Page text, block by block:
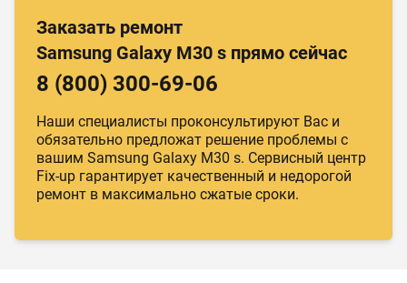
Заказать ремонт
Samsung Galaxy M30 s прямо сейчас
8 (800) 300-69-06
Наши специалисты проконсультируют Вас и
обязательно предложат решение проблемы с
вашим Samsung Galaxy M30 s. Сервисный центр
Fix-up гарантирует качественный и недорогой
ремонт в максимально сжатые сроки.